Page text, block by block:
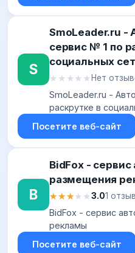
S
SmoLeader.ru -
сервис № 1 по
социальных
★★★★★
★★★★★ Нет
SmoLeader.ru -
раскрутке в
Посетите веб-сайт
B
BidFox -
размещения
★★★★★
★★★★★3.01 отзыв
BidFox - сервис
рекламы
Посетите веб-сайт